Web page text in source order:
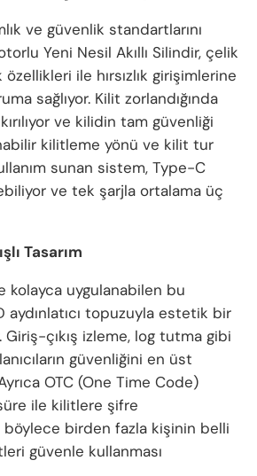
ve güvenlik standartlarını
Yeni Nesil Akıllı Silindir, çelik
ile hırsızlık girişimlerine
sağlıyor. Kilit zorlandığında
ve kilidin tam güvenliği
kilitleme yönü ve kilit tur
sunan sistem, Type-C
ve tek şarjla ortalama üç
Tasarım
kolayca uygulanabilen bu
aydınlatıcı topuzuyla estetik bir
çıkış izleme, log tutma gibi
güvenliğini en üst
OTC (One Time Code)
ile kilitlere şifre
birden fazla kişinin belli
güvenle kullanması